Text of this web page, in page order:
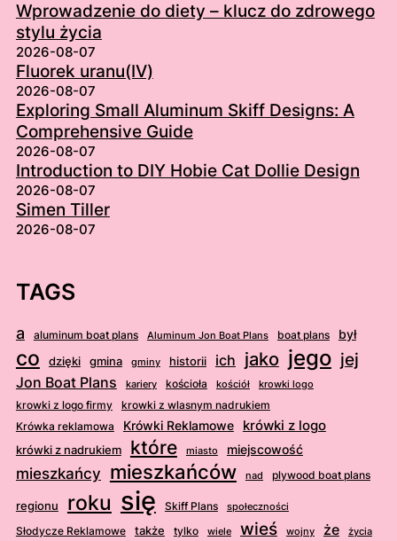
Wprowadzenie do diety – klucz do zdrowego
stylu życia
2026-08-07
Fluorek uranu(IV)
2026-08-07
Exploring Small Aluminum Skiff Designs: A
Comprehensive Guide
2026-08-07
Introduction to DIY Hobie Cat Dollie Design
2026-08-07
Simen Tiller
2026-08-07
TAGS
a aluminum boat plans Aluminum Jon Boat Plans boat plans był
co dzięki gmina gminy historii ich jako jego jej
Jon Boat Plans kariery kościoła kościół krowki logo
krowki z logo firmy
krowki z wlasnym nadrukiem
Krówka reklamowa
Krówki Reklamowe krówki z logo
krówki z nadrukiem które miasto miejscowość
mieszkańcy mieszkańców nad plywood boat plans
regionu roku się Skiff Plans społeczności
Słodycze Reklamowe także tylko wiele wieś wojny że życia